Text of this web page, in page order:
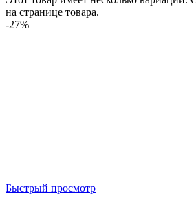
на странице товара.
-27%
Быстрый просмотр